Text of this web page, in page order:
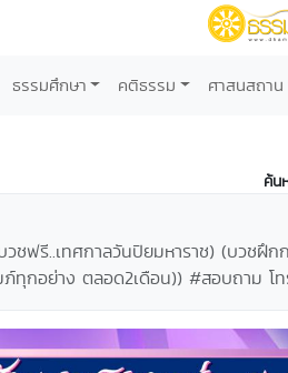
ธรรมศึกษา คติธรรม ศาสนสถาน
ค้น
ฟรี..เทศกาลวันปิยมหาราช) (บวชฝึก
ภ์ทุกอย่าง ตลอด2เดือน)) #สอบถาม